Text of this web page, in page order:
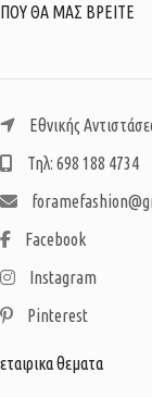
ΠΟΥ ΘΑ ΜΑΣ ΒΡΕΙΤΕ
Εθνικής
Τηλ: 698 188 4734
Facebook
Instagram
Pinterest
εταιρικα θεματα